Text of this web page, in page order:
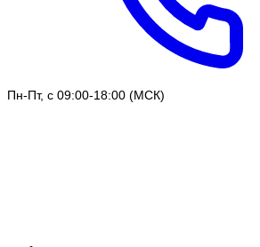
Пн-Пт, с 09:00-18:00 (МСК)